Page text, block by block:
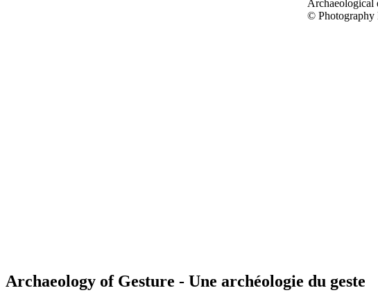
Archaeological
© Photography
Archaeology of Gesture - Une archéologie du geste